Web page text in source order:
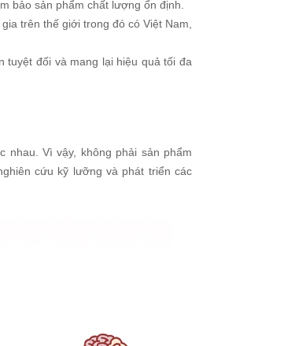
bảo sản phẩm chất lượng ổn định.
trên thế giới trong đó có Việt Nam,
tuyệt đối và mang lại hiệu quả tối đa
nhau. Vì vậy, không phải sản phẩm
cứu kỹ lưỡng và phát triển các